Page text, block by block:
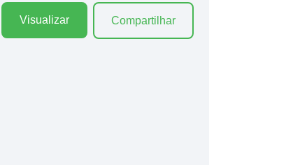
Visualizar Compartilhar